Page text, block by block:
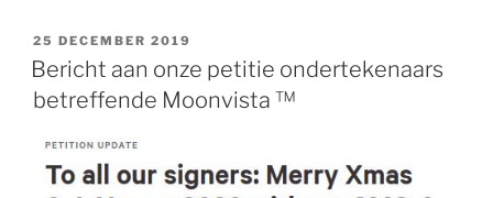
GEPLAATST
OP
25 DECEMBER 2019
Bericht aan onze petitie ondertekenaars
betreffende Moonvista ™